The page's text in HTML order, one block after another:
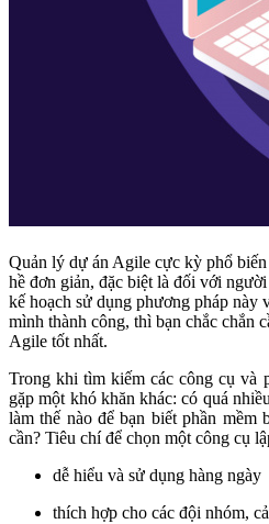
Quản lý dự án Agile cực kỳ phổ
hề đơn giản, đặc biệt là đối với
kế hoạch sử dụng phương pháp này
mình thành công, thì bạn chắc chắn
Agile tốt nhất.
Trong khi tìm kiếm các công cụ và
gặp một khó khăn khác: có quá
làm thế nào để bạn biết phần mềm
cần? Tiêu chí để chọn một công cụ
dễ hiểu và sử dụng hàng ngày
thích hợp cho các đội nhóm,